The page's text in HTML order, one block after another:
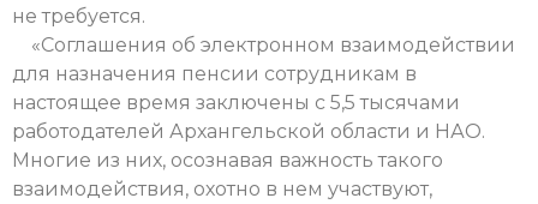
не требуется.
«Соглашения об электронном взаимодействии
для назначения пенсии сотрудникам в
настоящее время заключены с 5,5 тысячами
работодателей Архангельской области и НАО.
Многие из них, осознавая важность такого
взаимодействия, охотно в нем участвуют,